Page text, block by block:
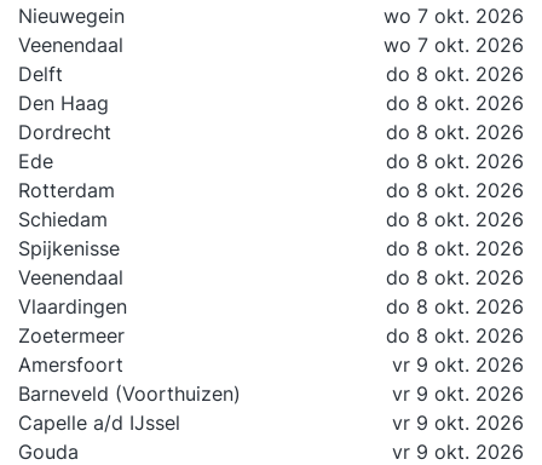
Nieuwegein
wo 7 okt. 2026
Veenendaal
wo 7 okt. 2026
Delft
do 8 okt. 2026
Den Haag
do 8 okt. 2026
Dordrecht
do 8 okt. 2026
Ede
do 8 okt. 2026
Rotterdam
do 8 okt. 2026
Schiedam
do 8 okt. 2026
Spijkenisse
do 8 okt. 2026
Veenendaal
do 8 okt. 2026
Vlaardingen
do 8 okt. 2026
Zoetermeer
do 8 okt. 2026
Amersfoort
vr 9 okt. 2026
Barneveld (Voorthuizen)
vr 9 okt. 2026
Capelle a/d IJssel
vr 9 okt. 2026
Gouda
vr 9 okt. 2026